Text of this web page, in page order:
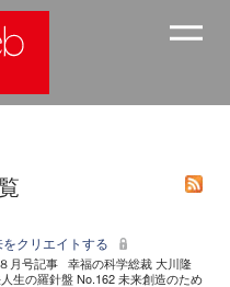
クリエイトする
月号記事 幸福の科学総裁 大川隆
生の羅針盤 No.162 未来創造のため